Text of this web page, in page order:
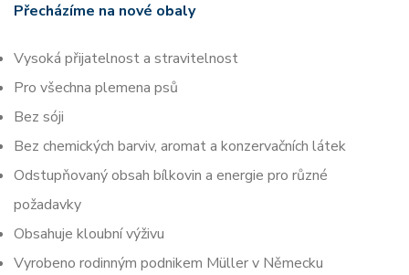
Přecházíme na nové obaly
Vysoká přijatelnost a stravitelnost
Pro všechna plemena psů
Bez sóji
Bez chemických barviv, aromat a konzervačních látek
Odstupňovaný obsah bílkovin a energie pro různé
požadavky
Obsahuje kloubní výživu
Vyrobeno rodinným podnikem Müller v Německu